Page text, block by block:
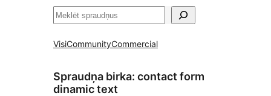
Meklēt
VisiCommunityCommercial
Spraudņa birka: contact form
dinamic text